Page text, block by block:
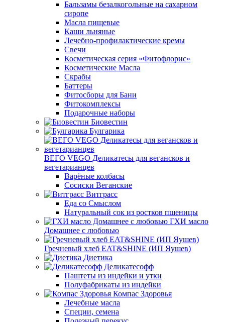
Бальзамы безалкогольные на сахарном
сиропе
Масла пищевые
Каши льняные
Лечебно-профилактические кремы
Свечи
Косметическая серия «Фитофлорис»
Косметические Масла
Скрабы
Баттеры
Фитосборы для Бани
Фитокомплексы
Подарочные наборы
Биовестин
Булгарика
ВЕГО VEGO Деликатесы для вегансков и
вегетарианцев
Варёные колбасы
Сосиски Веганские
Витграсс
Еда со Смыслом
Натуральный сок из ростков пшеницы
ГХИ масло
Домашнее с любовью
Гречневый хлеб EAT&SHINE (ИП Яушев)
Диетика
Деликатесофф
Паштеты из индейки и утки
Полуфабрикаты из индейки
Компас Здоровья
Лечебные масла
Специи, семена